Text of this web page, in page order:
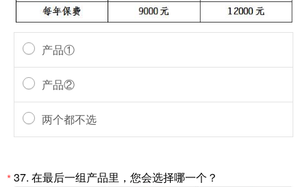
产品①
产品②
两个都不选
*37. 在最后一组产品里，您会选择哪一个？